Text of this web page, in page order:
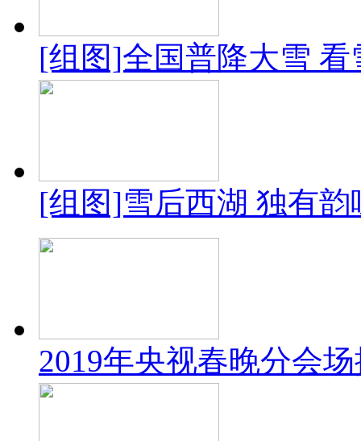
[组图]全国普降大雪
[组图]雪后西湖 独有韵
2019年央视春晚分会